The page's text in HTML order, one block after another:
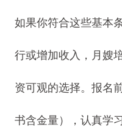
如果你符合这些基本
行或增加收入，月嫂
资可观的选择。报名
书含金量），认真学